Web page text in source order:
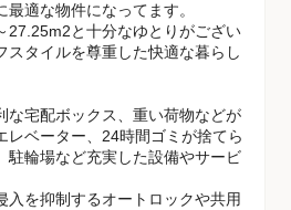
適な物件になってます。
27.25m2と十分なゆとりがござい
スタイルを尊重した快適な暮らし
な宅配ボックス、重い荷物などが
レベーター、24時間ゴミが捨てら
駐輪場など充実した設備やサービ
入を抑制するオートロックや共用